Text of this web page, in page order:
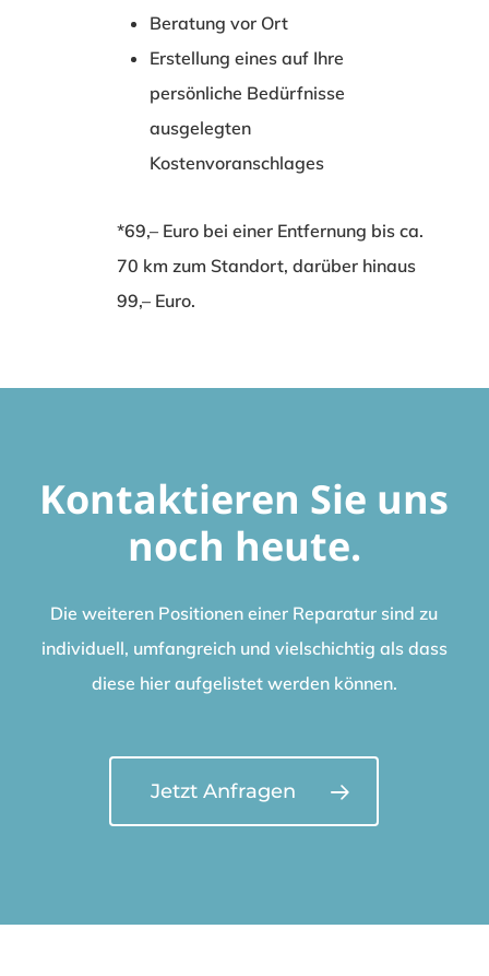
Beratung vor Ort
Erstellung eines auf Ihre
persönliche Bedürfnisse
ausgelegten
Kostenvoranschlages
*69,– Euro bei einer Entfernung bis ca.
70 km zum Standort, darüber hinaus
99,– Euro.
Kontaktieren Sie uns
noch heute.
Die weiteren Positionen einer Reparatur sind zu
individuell, umfangreich und vielschichtig als dass
diese hier aufgelistet werden können.
Jetzt Anfragen